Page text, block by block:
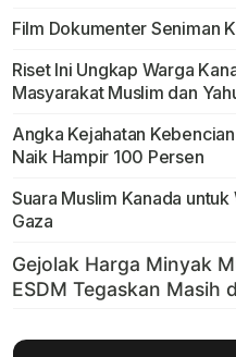
Film Dokumenter Seniman
Riset Ini Ungkap Warga
Masyarakat Muslim dan
Angka Kejahatan
Naik Hampir 100 Persen
Suara Muslim Kanada
Gaza